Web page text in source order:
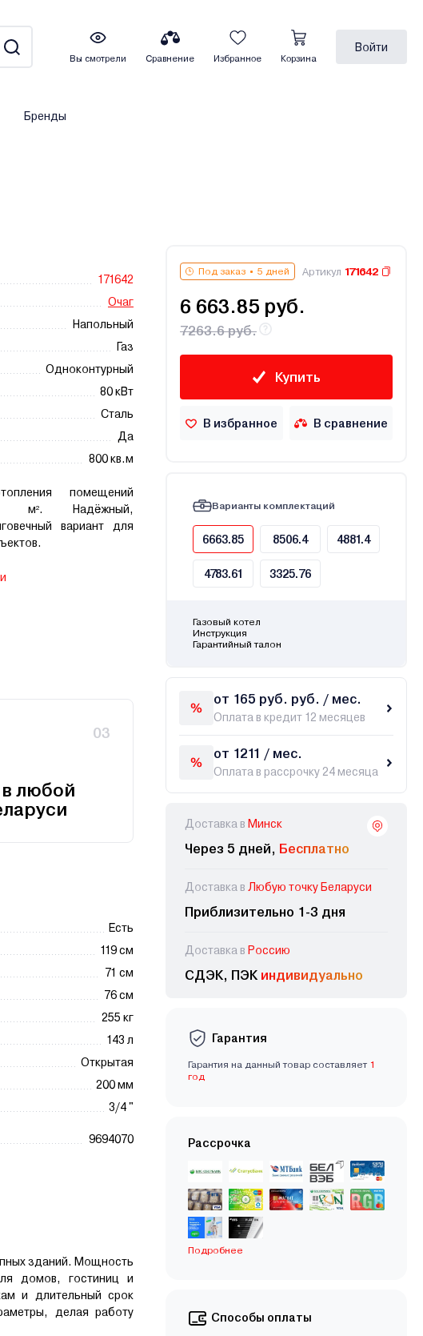
Вы смотрели Сравнение Избранное Корзина
Войти
Бренды
171642
Очаг
Напольный
Газ
Одноконтурный
80 кВт
Сталь
Да
800 кв.м
помещений
Надёжный,
вариант для
03
любой
Есть
119 см
71 см
76 см
255 кг
143 л
Открытая
200 мм
3/4 "
9694070
зданий. Мощность
домов, гостиниц и
и длительный срок
делая работу
Под заказ 5 дней Артикул 171642
6 663.85 руб.
7263.6 руб.
Купить
В избранное В сравнение
Варианты комплектаций
6663.85 8506.4 4881.4
4783.61 3325.76
Газовый котел
Инструкция
Гарантийный талон
от 165 руб. руб. / мес.
Оплата в кредит 12 месяцев
от 1211 / мес.
Оплата в рассрочку 24 месяца
Доставка в Минск
Через 5 дней, Бесплатно
Доставка в Любую точку Беларуси
Приблизительно 1-3 дня
Доставка в Россию
СДЭК, ПЭК индивидуально
Гарантия
Гарантия на данный товар составляет 1
год
Рассрочка
Подробнее
Способы оплаты